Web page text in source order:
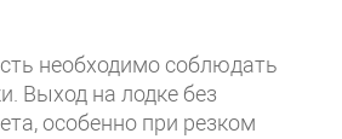
необходимо соблюдать
Выход на лодке без
особенно при резком